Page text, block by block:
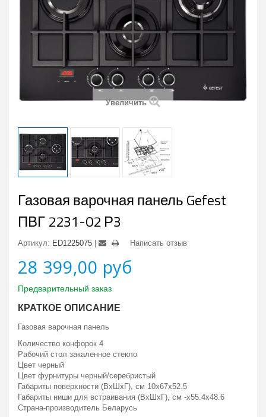
Увеличить
Газовая варочная панель Gefest
ПВГ 2231-02 Р3
Артикул: ED1225075 Написать отзыв
28 399,00 руб
Предварительный заказ
КРАТКОЕ ОПИСАНИЕ
Газовая варочная панель
Количество конфорок 4
Рабочий стол закаленное стекло
Цвет черный
Цвет фурнитуры черный/серебристый
Габариты поверхности (ВxШxГ), см 10x67x52.5
Габариты ниши для встраивания (ВxШxГ), см -x55.4x48.6
Страна-производитель Беларусь